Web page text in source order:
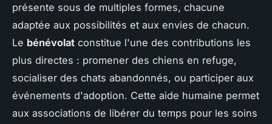
présente sous de multiples formes, chacune
adaptée aux possibilités et aux envies de chacun.
Le bénévolat constitue l'une des contributions les
plus directes : promener des chiens en refuge,
socialiser des chats abandonnés, ou participer aux
événements d'adoption. Cette aide humaine permet
aux associations de libérer du temps pour les soins